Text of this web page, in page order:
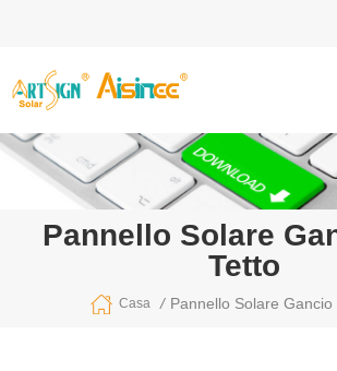
Pannello Solare
Tetto
Casa / Pannello Solare Gancio